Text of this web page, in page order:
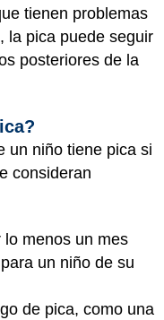
tienen problemas
la pica puede seguir
posteriores de la
un niño tiene pica si
consideran
lo menos un mes
un niño de su
de pica, como una